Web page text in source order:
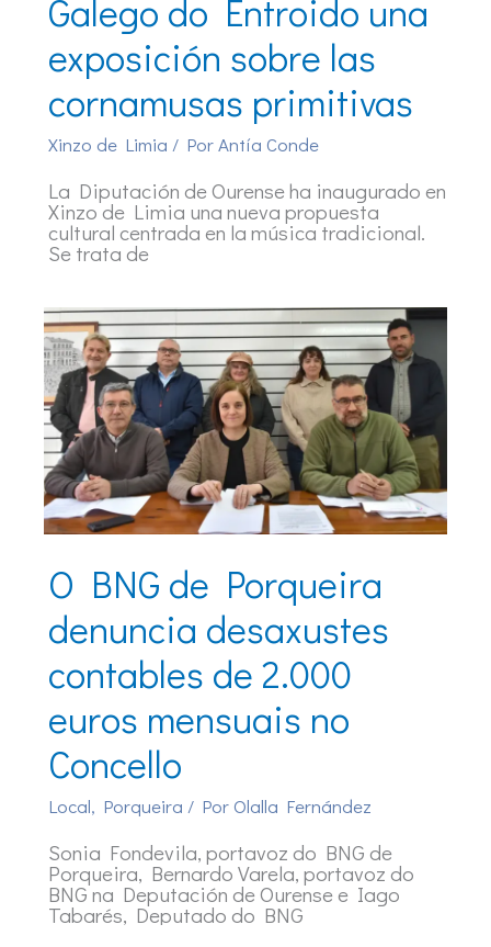
Galego do Entroido una
exposición sobre las
cornamusas primitivas
Xinzo de Limia / PorAntía Conde
La Diputación de Ourense ha inaugurado en
Xinzo de Limia una nueva propuesta
cultural centrada en la música tradicional.
Se trata de
O BNG de Porqueira
denuncia desaxustes
contables de 2.000
euros mensuais no
Concello
Local, Porqueira / PorOlalla Fernández
Sonia Fondevila, portavoz do BNG de
Porqueira, Bernardo Varela, portavoz do
BNG na Deputación de Ourense e Iago
Tabarés, Deputado do BNG